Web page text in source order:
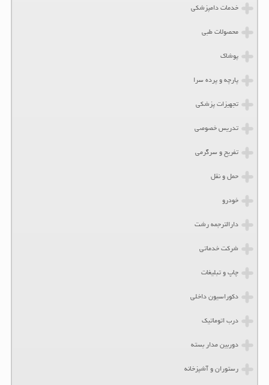
خدمات دامپزشکی
محصولات طبی
پوشاک
پارچه و پرده سرا
تجهیزات پزشکی
تدریس خصوصی
تفریح و سرگرمی
حمل و نقل
خودرو
دارالترجمه رشت
شرکت خدماتی
چاپ و تبلیغات
دکوراسیون داخلی
درب اتوماتیک
دوربین مدار بسته
رستوران و آشپزخانه